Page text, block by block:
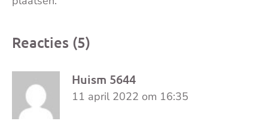
Reacties (5)
Huism 5644
11 april 2022 om 16:35